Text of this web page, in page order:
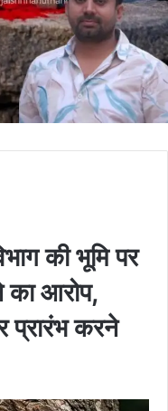
की भूमि पर
का आरोप,
प्रारंभ करने